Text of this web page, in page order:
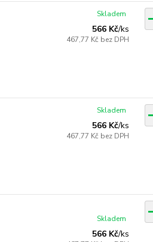
566 Kč/ks
467,77 Kč bez DPH
Skladem
566 Kč/ks
467,77 Kč bez DPH
Skladem
566 Kč/ks
Skladem